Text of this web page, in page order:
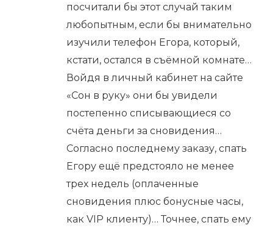
посчитали бы этот случай таким
любопытным, если бы внимательно
изучили телефон Егора, который,
кстати, остался в съёмной комнате…
Войдя в личный кабинет на сайте
«Сон в руку» они бы увидели
постепенно списывающиеся со
счёта деньги за сновидения…
Согласно последнему заказу, спать
Егору ещё предстояло не менее
трех недель (оплаченные
сновидения плюс бонусные часы,
как VIP клиенту)… Точнее, спать ему